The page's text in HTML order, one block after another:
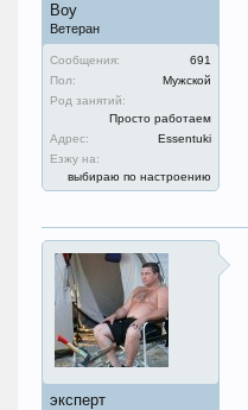
Boy
Ветеран
Сообщения:
691
Пол:
Мужской
Род занятий:
Просто работаем
Адрес:
Essentuki
Езжу на:
выбираю по настроению
эксперт